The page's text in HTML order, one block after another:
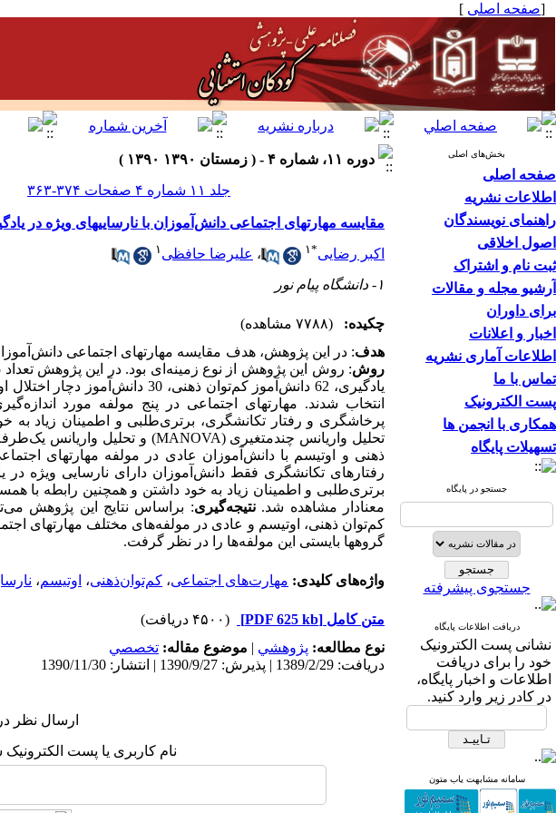
[صفحه اصلی ]
بخش‌های اصلی
صفحه اصلی
اطلاعات نشریه
راهنمای نویسندگان
اصول اخلاقی
ثبت نام و اشتراک
آرشیو مجله و مقالات
برای داوران
اخبار و اعلانات
اطلاعات آماری نشریه
تماس با ما
پست الکترونیک
همکاری با انجمن ها
تسهیلات پایگاه
جستجو در پایگاه
جستجوی پیشرفته
دریافت اطلاعات پایگاه
نشانی پست الکترونیک
خود را برای دریافت
اطلاعات و اخبار پایگاه،
در کادر زیر وارد کنید.
سامانه مشابهت یاب متون
دوره ۱۱، شماره ۴ - ( زمستان ۱۳۹۰ ۱۳۹۰ )
جلد ۱۱ شماره ۴ صفحات ۳۷۴-۳۶۳
مقایسه مهارتهای اجتماعی دانش‌آموزان با نارساییهای ویژه در
اکبر رضایی*۱ ، علیرضا حافظی ۱
۱- دانشگاه پیام نور
چکیده:
(۷۷۸۸ مشاهده)
هدف: در این پژوهش،هدف مقایسه مهارتهای اجتماعی
روش
انتخاب شدند. مهارتهای اجتماعی در پنج مولفه مورد
پرخاشگری و رفتار تکانشگری، برتری‌طلبی و اطمینان زیاد به
تحلیل واریانس چندمتغیری (MANOVA) و تحلیل واریانس
برتری‌طلبی و اطمینان زیاد به خود داشتن و همچنین رابطه با
معنا‌دار مشاهده شد.نتیجه‌گیری: براساس نتایج این پژوهش
کم‌توان ذهنی، اوتیسم و عادی در مولفه‌های مختلف مهارتهای
گروهها بایستی این مولفه‌ها را در نظر گرفت.
واژه‌های کلیدی: مهارت‌های اجتماعی، کم‌توان‌ذهنی، اوتیسم،
متن کامل [PDF 625 kb]
(۴۵۰۰ دریافت)
نوع مطالعه: پژوهشي | موضوع مقاله: تخصصي
دریافت: 1389/2/29 | پذیرش: 1390/9/27 | انتشار: 1390/11/30
ارسال نظر
نام کاربری یا پست الکترونیک